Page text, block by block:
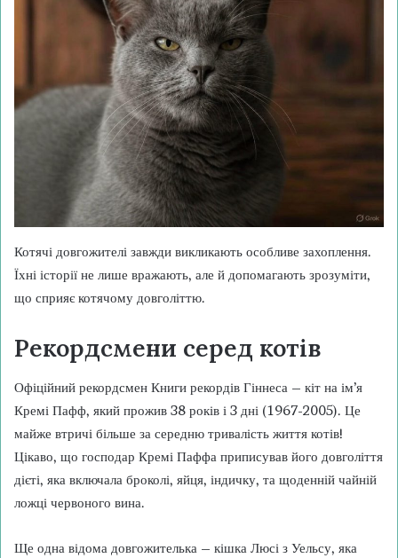
Котячі довгожителі завжди викликають особливе захоплення.
Їхні історії не лише вражають, але й допомагають зрозуміти,
що сприяє котячому довголіттю.
Рекордсмени серед котів
Офіційний рекордсмен Книги рекордів Гіннеса – кіт на ім’я
Кремі Пафф, який прожив 38 років і 3 дні (1967-2005). Це
майже втричі більше за середню тривалість життя котів!
Цікаво, що господар Кремі Паффа приписував його довголіття
дієті, яка включала броколі, яйця, індичку, та щоденній чайній
ложці червоного вина.
Ще одна відома довгожителька – кішка Люсі з Уельсу, яка